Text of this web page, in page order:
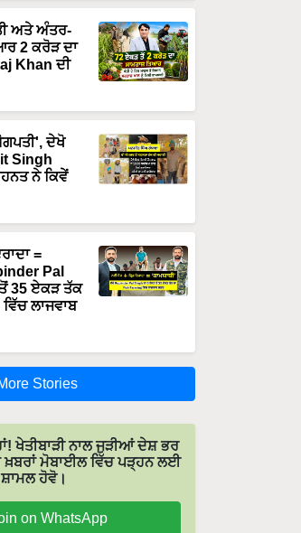
ਅਤੇ ਅੰਤਰ-
2 ਕਰੋੜ ਦਾ
Khan ਦੀ
ਦੇਖੋ
Singh
ਨੇ ਕਿਵੇਂ
=
Pal
35 ਏਕੜ ਤੱਕ
ਲਾਜਵਾਬ
Stories
ਖੇਤੀਬਾੜੀ ਨਾਲ ਜੁੜੀਆਂ ਦੇਸ਼ ਭਰ
ਖ਼ਬਰਾਂ ਮੋਬਾਈਲ ਵਿੱਚ ਪੜ੍ਹਨ ਲਈ
ਹੋਵੋ।
on WhatsApp